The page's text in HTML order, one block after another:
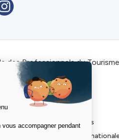
des Professionnels du
L’Ecole
La vie des écoles
Admission